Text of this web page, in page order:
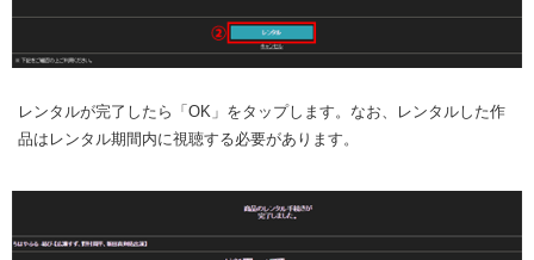
レンタルが完了したら「OK」をタップします。なお、レンタルした作
品はレンタル期間内に視聴する必要があります。